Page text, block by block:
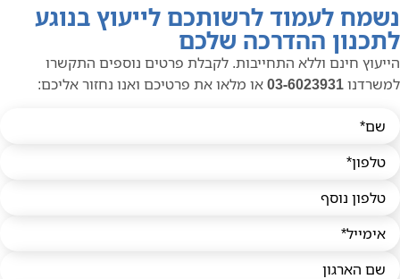
נשמח לעמוד לרשותכם לייעוץ בנוגע
לתכנון ההדרכה שלכם
הייעוץ חינם וללא התחייבות. לקבלת פרטים נוספים התקשרו
למשרדנו03-6023931או מלאו את פרטיכם ואנו נחזור אליכם: